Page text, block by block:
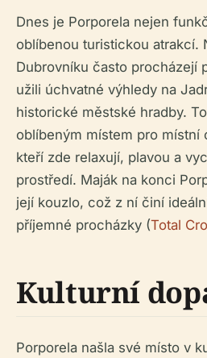
Dnes je Porporela nejen
oblíbenou turistickou atrakcí.
Dubrovníku často procházejí
užili úchvatné výhledy na
historické městské hradby.
oblíbeným místem pro místní
kteří zde relaxují, plavou a
prostředí. Maják na konci
její kouzlo, což z ní činí
příjemné procházky (Total
Kulturní
Porporela našla své místo v